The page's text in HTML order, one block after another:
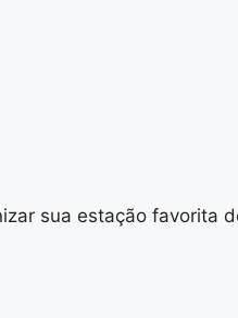
sua estação favorita